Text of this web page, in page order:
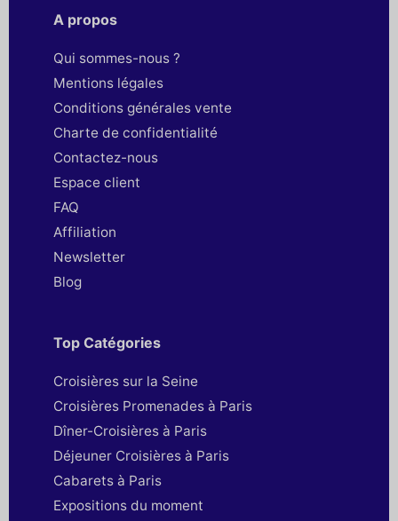
A propos
Qui sommes-nous ?
Mentions légales
Conditions générales vente
Charte de confidentialité
Contactez-nous
Espace client
FAQ
Affiliation
Newsletter
Blog
Top Catégories
Croisières sur la Seine
Croisières Promenades à Paris
Dîner-Croisières à Paris
Déjeuner Croisières à Paris
Cabarets à Paris
Expositions du moment